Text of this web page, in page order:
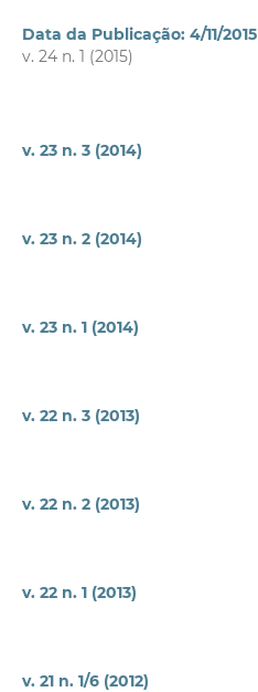
Data da Publicação: 4/11/2015
v. 24 n. 1 (2015)
v. 23 n. 3 (2014)
v. 23 n. 2 (2014)
v. 23 n. 1 (2014)
v. 22 n. 3 (2013)
v. 22 n. 2 (2013)
v. 22 n. 1 (2013)
v. 21 n. 1/6 (2012)